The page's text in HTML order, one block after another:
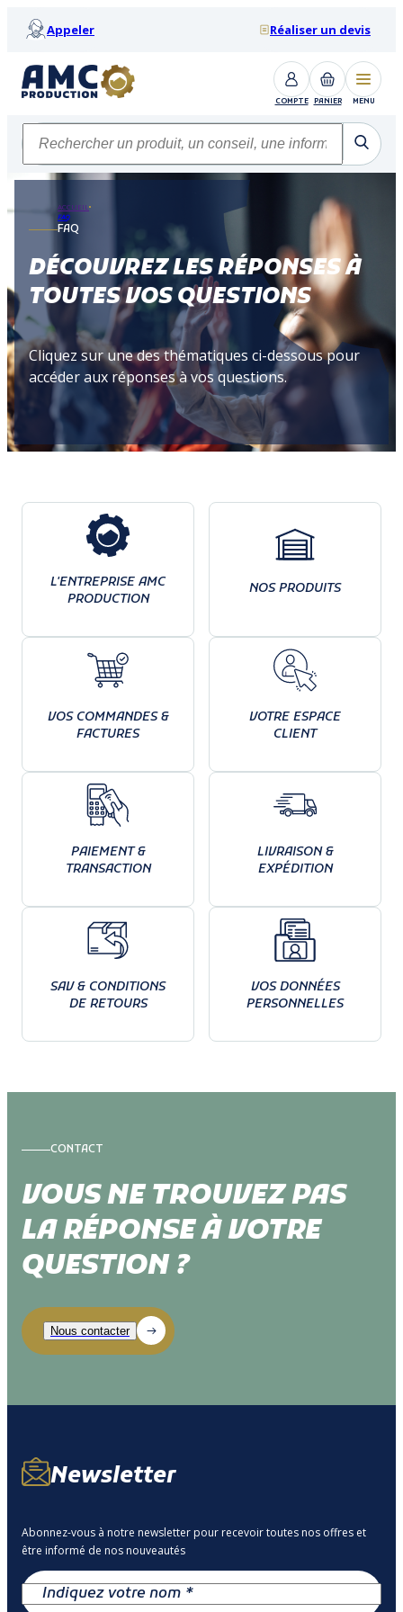
Appeler Réaliser un devis
COMPTE PANIER MENU
ACCUEIL
FAQ
FAQ
DÉCOUVREZ LES RÉPONSES À
TOUTES VOS QUESTIONS
Cliquez sur une des thématiques ci-dessous pour
accéder aux réponses à vos questions.
L'ENTREPRISE AMC
PRODUCTION
NOS PRODUITS
VOS COMMANDES &
FACTURES
VOTRE ESPACE
CLIENT
PAIEMENT &
TRANSACTION
LIVRAISON &
EXPÉDITION
SAV & CONDITIONS
DE RETOURS
VOS DONNÉES
PERSONNELLES
CONTACT
VOUS NE TROUVEZ PAS
LA RÉPONSE À VOTRE
QUESTION ?
Newsletter
Abonnez-vous à notre newsletter pour recevoir toutes nos offres et
être informé de nos nouveautés